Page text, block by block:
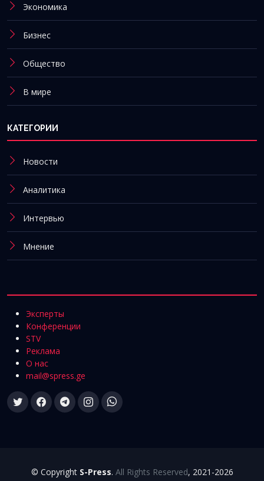
Экономика
Бизнес
Общество
В мире
КАТЕГОРИИ
Новости
Аналитика
Интервью
Мнение
Эксперты
Конференции
STV
Реклама
О нас
mail@spress.ge
© Copyright S-Press. All Rights Reserved, 2021-2026